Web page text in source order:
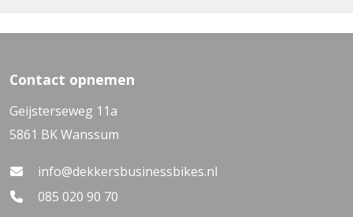
Contact opnemen
Geijsterseweg 11a
5861 BK Wanssum
info@dekkersbusinessbikes.nl
085 020 90 70